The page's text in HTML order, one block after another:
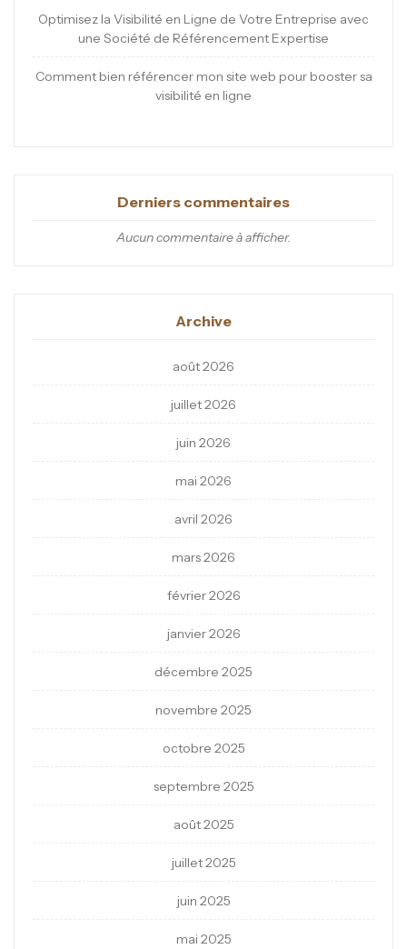
Optimisez la Visibilité en Ligne de Votre Entreprise avec
une Société de Référencement Expertise
Comment bien référencer mon site web pour booster sa
visibilité en ligne
Derniers commentaires
Aucun commentaire à afficher.
Archive
août 2026
juillet 2026
juin 2026
mai 2026
avril 2026
mars 2026
février 2026
janvier 2026
décembre 2025
novembre 2025
octobre 2025
septembre 2025
août 2025
juillet 2025
juin 2025
mai 2025